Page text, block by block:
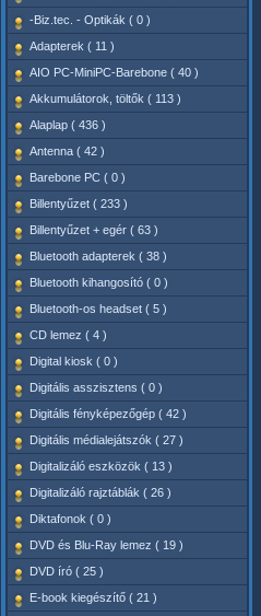
-Biz.tec. - Optikák ( 0 )
Adapterek ( 11 )
AIO PC-MiniPC-Barebone ( 40 )
Akkumulátorok, töltők ( 113 )
Alaplap ( 436 )
Antenna ( 42 )
Barebone PC ( 0 )
Billentyűzet ( 233 )
Billentyűzet + egér ( 63 )
Bluetooth adapterek ( 38 )
Bluetooth kihangosító ( 0 )
Bluetooth-os headset ( 5 )
CD lemez ( 4 )
Digital kiosk ( 0 )
Digitális asszisztens ( 0 )
Digitális fényképezőgép ( 42 )
Digitális médialejátszók ( 27 )
Digitalizáló eszközök ( 13 )
Digitalizáló rajztáblák ( 26 )
Diktafonok ( 0 )
DVD és Blu-Ray lemez ( 19 )
DVD író ( 25 )
E-book kiegészítő ( 21 )